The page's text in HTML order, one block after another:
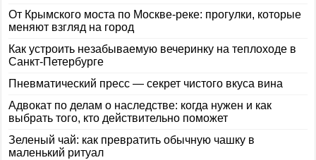
От Крымского моста по Москве-реке: прогулки, которые
меняют взгляд на город
Как устроить незабываемую вечеринку на теплоходе в
Санкт-Петербурге
Пневматический пресс — секрет чистого вкуса вина
Адвокат по делам о наследстве: когда нужен и как
выбрать того, кто действительно поможет
Зеленый чай: как превратить обычную чашку в
маленький ритуал